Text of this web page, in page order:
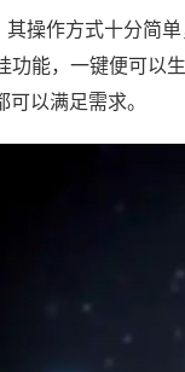
操作方式十分简
能，一键便可以
以满足需求。